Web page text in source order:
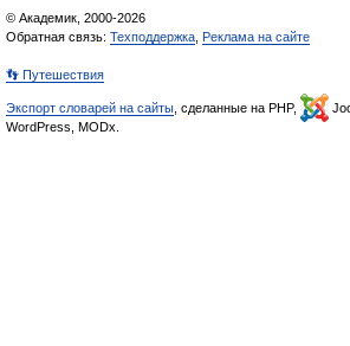
© Академик, 2000-2026
Обратная связь: Техподдержка Реклама на сайте
👣 Путешествия
Экспорт словарей на сайты , сделанные на PHP,
WordPress, MODx.